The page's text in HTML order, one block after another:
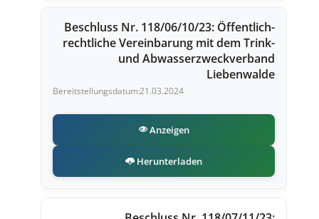
Beschluss Nr. 118/06/10/23: Öffentlich-
rechtliche Vereinbarung mit dem Trink-
und Abwasserzweckverband
Liebenwalde
21.03.2024
Anzeigen
Herunterladen